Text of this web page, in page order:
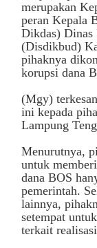
merupakan
peran Kepala
Dikdas) Dinas
(Disdikbud)
pihaknya
korupsi dana
(Mgy)
ini kepada
Lampung
Menurutnya,
untuk
dana BOS
pemerintah.
lainnya,
setempat
terkait